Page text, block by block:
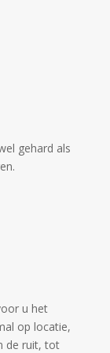
gehard als
u het
op locatie,
de ruit, tot